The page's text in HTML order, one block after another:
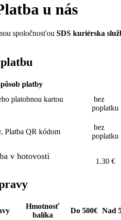
u nás
spoločnosťou SDS kuriérska
platby
platobnou kartou
bez
poplatku
Platba QR kódom
bez
poplatku
v hotovosti
1.30 €
Hmotnosť
balíka
Do 500€ Nad